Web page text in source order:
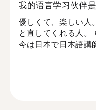
我的语言学习伙伴是
優しくて、楽しい人
と直してくれる人。
今は日本で日本語講